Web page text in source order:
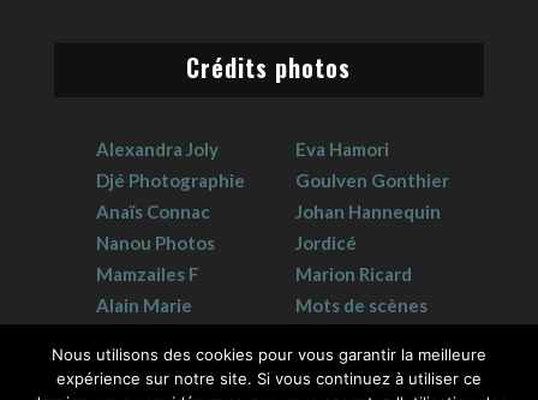
Crédits photos
Alexandra Joly
Djé Photographie
Anaïs Connac
Nanou Photos
Mamzailes F
Alain Marie
Eva Hamori
Goulven Gonthier
Johan Hannequin
Jordicé
Marion Ricard
Mots de scènes
Nous utilisons des cookies pour vous garantir la meilleure
expérience sur notre site. Si vous continuez à utiliser ce